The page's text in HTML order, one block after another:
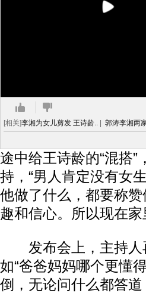
[相关]李湘为女儿剪发 王诗龄.. 郭涛李湘两
途中给王诗龄的“混搭
持，“男人肯定没有女
他做了什么，都要称
趣和信心。所以现在
发布会上，主持人
如“爸爸妈妈哪个更懂
倒，无论问什么都答